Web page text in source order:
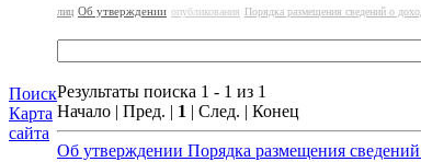
Поиск
Карта
сайта
лиц Об утверждении опубликования Порядка размещения сведений о
Результаты поиска 1 - 1 из 1
Начало | Пред. | 1 | След. | Конец
Об утверждении Порядка размещения сведений